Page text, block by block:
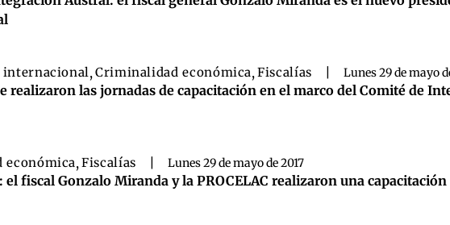
internacional,Criminalidad económica,Fiscalías Lunes 29 de mayo
realizaron las jornadas de capacitación en el marco del Comité de
económica,Fiscalías Lunes 29 de mayo de 2017
el fiscal Gonzalo Miranda y la PROCELAC realizaron una